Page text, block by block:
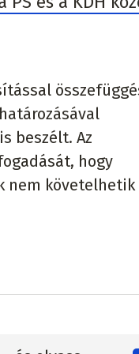
beszélt. Az
hogy
nem követelhetik